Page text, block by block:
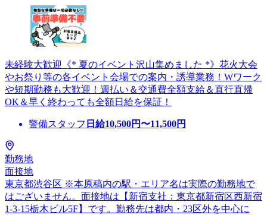
未経験大歓迎《* 夏のイベント沢山集めました *》花火大会
やお祭り等の各イベント会場での案内・誘導業務！Wワーク
や短期勤務も大歓迎！週払い＆交通費全額支給＆直行直帰
OK＆早く終わっても全額日給を保証！
警備スタッフ 日給10,500円〜11,500円
勤務地
面接地
東京都渋谷区 ※本原稿内の駅・エリア名は実際の勤務地で
はございません。面接地は【新宿支社：東京都新宿区西新宿
1-3-15栃木ビル5F】です。勤務先は都内・23区外を中心に